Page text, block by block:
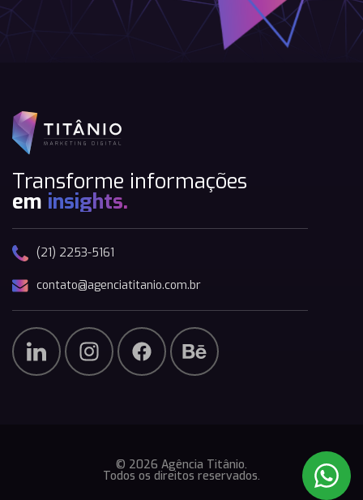
Transforme informações
em insights.
(21) 2253-5161
contato@agenciatitanio.com.br
© 2026 Agência Titânio.
Todos os direitos reservados.